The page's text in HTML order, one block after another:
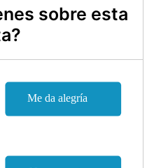
sobre esta